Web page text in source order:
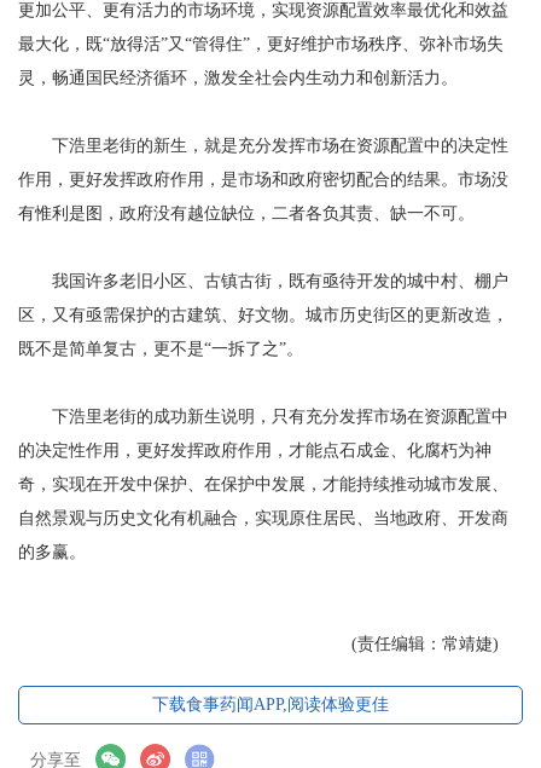
更加公平、更有活力的市场环境，实现资源配置效率最优化和效益
最大化，既“放得活”又“管得住”，更好维护市场秩序、弥补市场失
灵，畅通国民经济循环，激发全社会内生动力和创新活力。
下浩里老街的新生，就是充分发挥市场在资源配置中的决定性
作用，更好发挥政府作用，是市场和政府密切配合的结果。市场没
有惟利是图，政府没有越位缺位，二者各负其责、缺一不可。
我国许多老旧小区、古镇古街，既有亟待开发的城中村、棚户
区，又有亟需保护的古建筑、好文物。城市历史街区的更新改造，
既不是简单复古，更不是“一拆了之”。
下浩里老街的成功新生说明，只有充分发挥市场在资源配置中
的决定性作用，更好发挥政府作用，才能点石成金、化腐朽为神
奇，实现在开发中保护、在保护中发展，才能持续推动城市发展、
自然景观与历史文化有机融合，实现原住居民、当地政府、开发商
的多赢。
(责任编辑：常靖婕)
下载食事药闻APP,阅读体验更佳
分享至